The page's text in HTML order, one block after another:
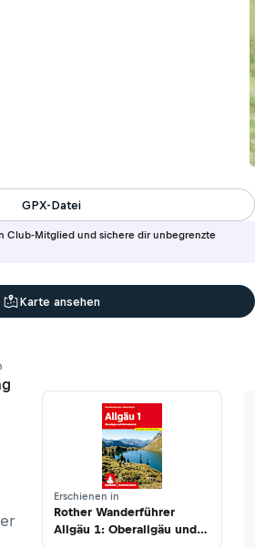
Club-Mitglied und sichere dir unbegrenzte
GPX-Datei
Karte ansehen
Erschienen in
Rother Wanderführer
Allgäu 1: Oberallgäu und